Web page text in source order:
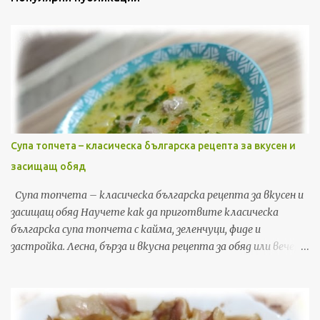
Супа топчета – класическа българска рецепта за вкусен и
засищащ обяд
Супа топчета – класическа българска рецепта за вкусен и
засищащ обяд Научете как да приготвите класическа
българска супа топчета с кайма, зеленчуци, фиде и
застройка. Лесна, бърза и вкусна рецепта за обяд или вечеря,
точно това, от което имате нужда. Това е една от най-
обичаните класически български рецепти – лесна за